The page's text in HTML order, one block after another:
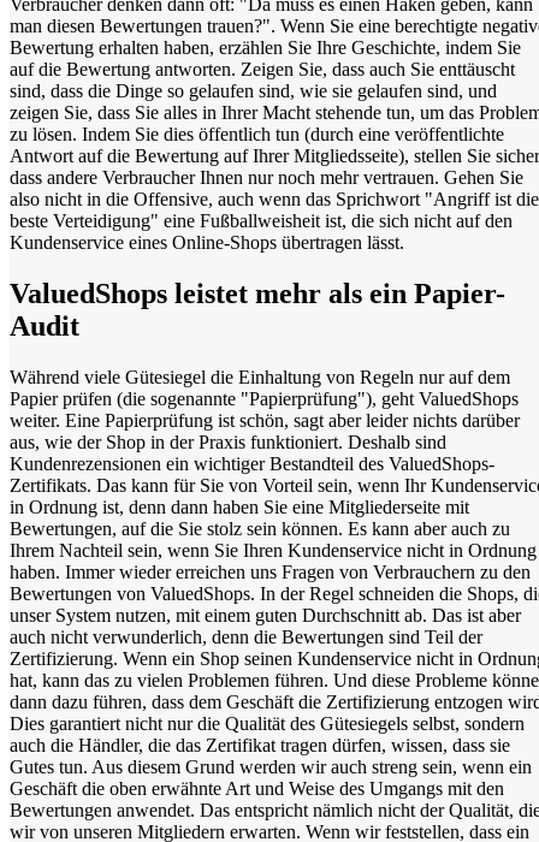
Verbraucher denken dann oft: "Da muss es einen Haken geben, kann
man diesen Bewertungen trauen?". Wenn Sie eine berechtigte
Bewertung erhalten haben, erzählen Sie Ihre Geschichte, indem Sie
auf die Bewertung antworten. Zeigen Sie, dass auch Sie enttäuscht
sind, dass die Dinge so gelaufen sind, wie sie gelaufen sind, und
zeigen Sie, dass Sie alles in Ihrer Macht stehende tun, um das
zu lösen. Indem Sie dies öffentlich tun (durch eine veröffentlichte
Antwort auf die Bewertung auf Ihrer Mitgliedsseite), stellen Sie
dass andere Verbraucher Ihnen nur noch mehr vertrauen. Gehen Sie
also nicht in die Offensive, auch wenn das Sprichwort "Angriff ist die
beste Verteidigung" eine Fußballweisheit ist, die sich nicht auf den
Kundenservice eines Online-Shops übertragen lässt.
ValuedShops leistet mehr als ein Papier-
Audit
Während viele Gütesiegel die Einhaltung von Regeln nur auf dem
Papier prüfen (die sogenannte "Papierprüfung"), geht ValuedShops
weiter. Eine Papierprüfung ist schön, sagt aber leider nichts darüber
aus, wie der Shop in der Praxis funktioniert. Deshalb sind
Kundenrezensionen ein wichtiger Bestandteil des ValuedShops-
Zertifikats. Das kann für Sie von Vorteil sein, wenn Ihr
in Ordnung ist, denn dann haben Sie eine Mitgliederseite mit
Bewertungen, auf die Sie stolz sein können. Es kann aber auch zu
Ihrem Nachteil sein, wenn Sie Ihren Kundenservice nicht in Ordnung
haben. Immer wieder erreichen uns Fragen von Verbrauchern zu den
Bewertungen von ValuedShops. In der Regel schneiden die Shops,
unser System nutzen, mit einem guten Durchschnitt ab. Das ist aber
auch nicht verwunderlich, denn die Bewertungen sind Teil der
Zertifizierung. Wenn ein Shop seinen Kundenservice nicht in
hat, kann das zu vielen Problemen führen. Und diese Probleme
dann dazu führen, dass dem Geschäft die Zertifizierung entzogen
Dies garantiert nicht nur die Qualität des Gütesiegels selbst, sondern
auch die Händler, die das Zertifikat tragen dürfen, wissen, dass sie
Gutes tun. Aus diesem Grund werden wir auch streng sein, wenn ein
Geschäft die oben erwähnte Art und Weise des Umgangs mit den
Bewertungen anwendet. Das entspricht nämlich nicht der Qualität,
wir von unseren Mitgliedern erwarten. Wenn wir feststellen, dass ein